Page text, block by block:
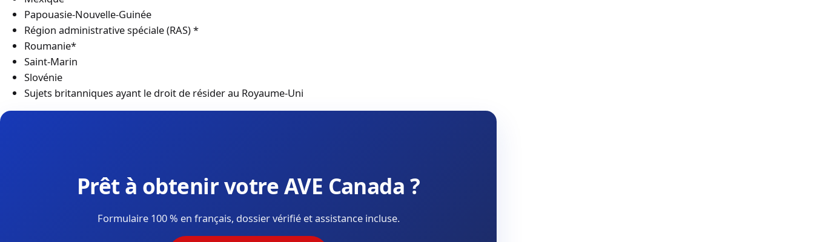
Papouasie-Nouvelle-Guinée
Région administrative spéciale (RAS) *
Roumanie*
Saint-Marin
Slovénie
Sujets britanniques ayant le droit de résider au Royaume-Uni
Prêt à obtenir votre AVE Canada ?
Formulaire 100 % en français, dossier vérifié et assistance incluse.